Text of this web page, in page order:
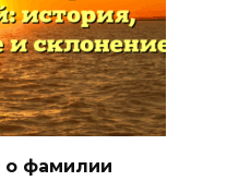
о фамилии